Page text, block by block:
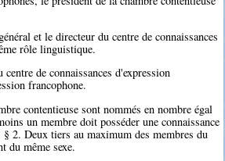
et le directeur du centre de connaissances
rôle linguistique.
de connaissances d'expression
francophone.
contentieuse sont nommés en nombre égal
un membre doit posséder une connaissance
2. Deux tiers au maximum des membres du
du même sexe.